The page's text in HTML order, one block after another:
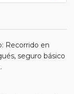
Recorrido en
seguro básico